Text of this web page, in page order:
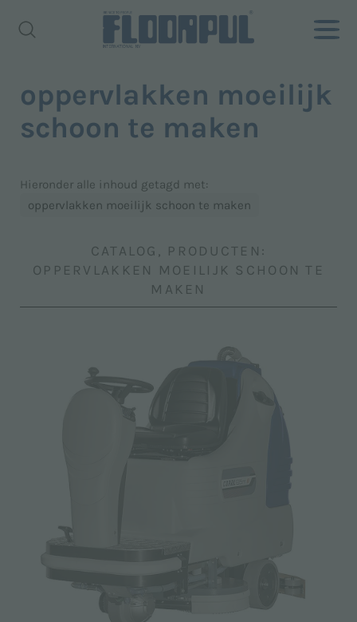
oppervlakken moeilijk
schoon te maken
Hieronder alle inhoud getagd met:
oppervlakken moeilijk schoon te maken
CATALOG, PRODUCTEN:
OPPERVLAKKEN MOEILIJK SCHOON TE
MAKEN